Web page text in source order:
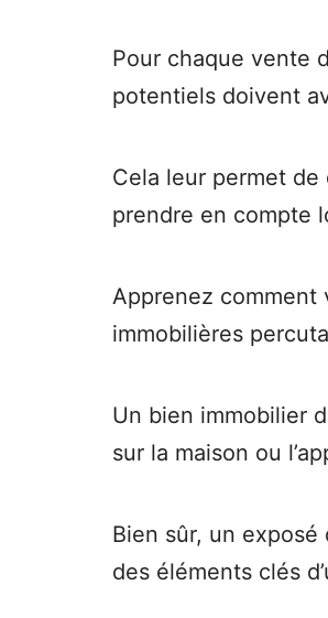
Pour chaque vente
potentiels doivent
Cela leur permet
prendre en compte
Apprenez comment
immobilières
Un bien immobilier
sur la maison ou
Bien sûr, un
des éléments clés